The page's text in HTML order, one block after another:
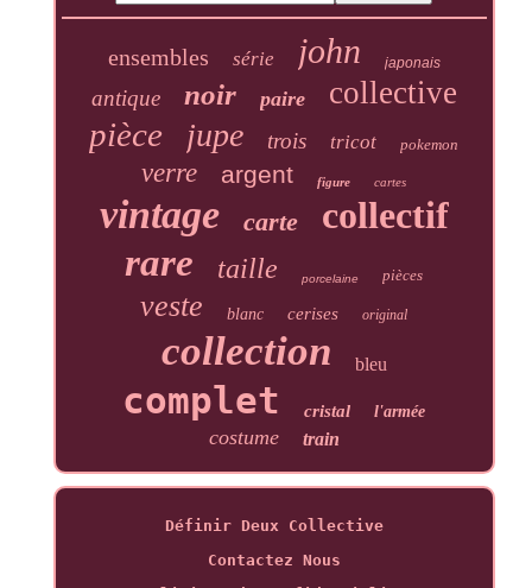
ensembles série john japonais
antique noir paire collective
pièce jupe trois tricot pokemon
verre argent figure cartes
vintage carte
collectif
rare
taille porcelaine pièces
veste blanc cerises original
collection bleu
complet cristal l'armée
costume train
Définir Deux Collective
Contactez Nous